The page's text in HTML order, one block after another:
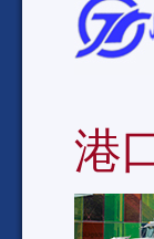
港